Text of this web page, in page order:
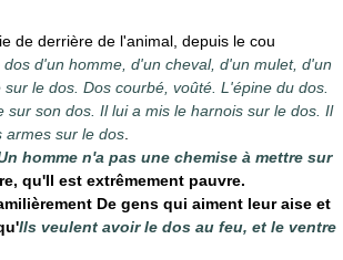
de derrière de l'animal, depuis le cou
dos d'un homme, d'un cheval, d'un mulet, d'un
le dos. Dos courbé, voûté. L'épine du dos.
sur son dos. Il lui a mis le harnois sur le dos. Il
armes sur le dos
homme n'a pas une chemise à mettre sur
qu'Il est extrêmement pauvre.
De gens qui aiment leur aise et
Ils veulent avoir le dos au feu, et le ventre